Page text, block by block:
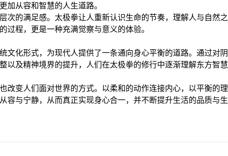
加从容和智慧的人生道路。
次的满足感。太极拳让人重新认识生命的节奏，理解人与自然之
过程，更是一种充满觉察与意义的体验。
文化形式，为现代人提供了一条通向身心平衡的道路。通过对阴
以及精神境界的提升，人们在太极拳的修行中逐渐理解东方智慧
改变人们面对世界的方式。以柔和的动作连接内心，以平衡的理
容与宁静，从而真正实现身心合一，并不断提升生活的品质与生